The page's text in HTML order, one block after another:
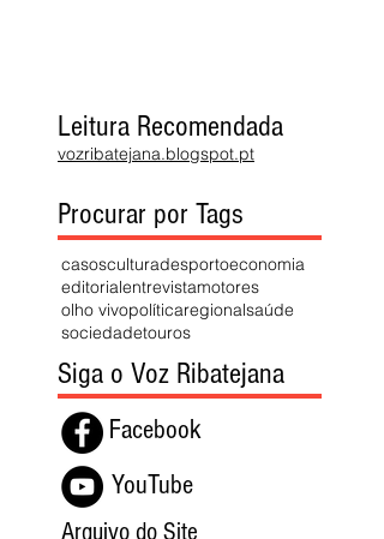
Leitura Recomendada
vozribatejana.blogspot.pt
Procurar por Tags
casosculturadesportoeconomia
editorialentrevistamotores
olho vivopolíticaregionalsaúde
sociedadetouros
Siga o Voz Ribatejana
Facebook
YouTube
Arquivo do Site